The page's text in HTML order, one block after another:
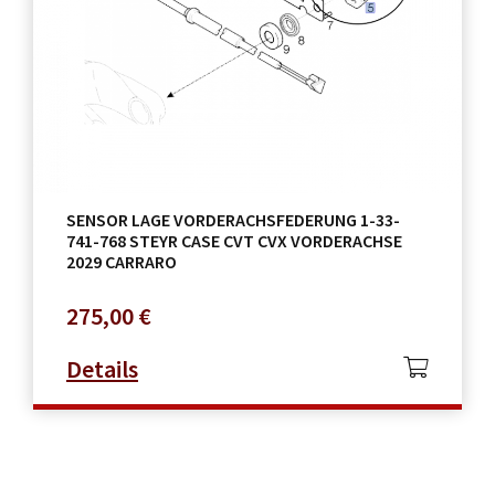
SENSOR LAGE VORDERACHSFEDERUNG 1-33-
741-768 STEYR CASE CVT CVX VORDERACHSE
2029 CARRARO
275,00€
Details